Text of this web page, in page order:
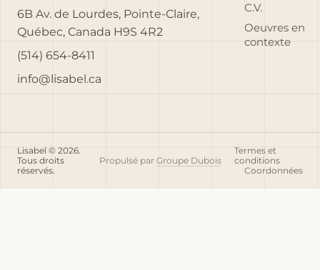
6B Av. de Lourdes, Pointe-Claire,
Québec, Canada H9S 4R2
(514) 654-8411
info@lisabel.ca
C.V.
Oeuvres en
contexte
Lisabel © 2026.
Tous droits
réservés.
Propulsé par Groupe Dubois
Termes et
conditions
Coordonnées